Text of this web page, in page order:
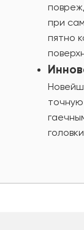
при
пятно